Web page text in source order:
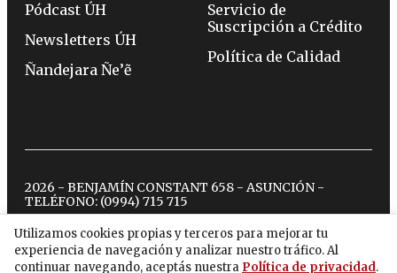
Utilizamos cookies propias y terceros para mejorar tu
experiencia de navegación y analizar nuestro tráfico. Al
continuar navegando, aceptás nuestra Política de privacidad.
Pódcast ÚH
Newsletters ÚH
Ñandejara Ñe’ẽ
Servicio de
Suscripción a Crédito
Política de Calidad
2026 - BENJAMÍN CONSTANT 658 - ASUNCIÓN -
TELÉFONO: (0994) 715 715
twitterinstagram
facebook
tiktokyoutubespotify